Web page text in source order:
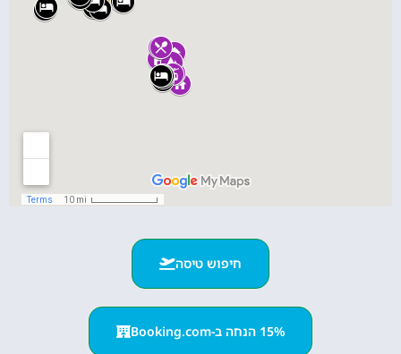
חיפוש טיסה
15% הנחה ב-Booking.com